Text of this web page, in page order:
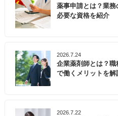
薬事申請とは？業務
必要な資格を紹介
2026.7.24
企業薬剤師とは？
で働くメリットを解
2026.7.22